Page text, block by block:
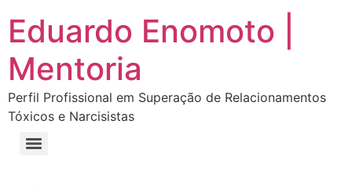
Eduardo Enomoto |
Mentoria
Perfil Profissional em Superação de Relacionamentos
Tóxicos e Narcisistas